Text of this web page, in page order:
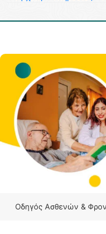
Οδηγός Ασθενών &